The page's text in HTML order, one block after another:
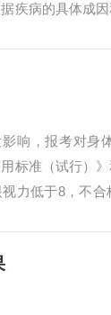
疾病的具体成
响，报考对身
标准（试行）
力低于8，不